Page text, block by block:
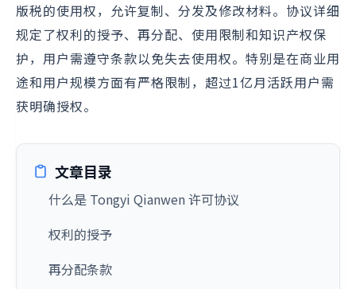
版税的使用权，允许复制、分发及修改材料。协议详细
规定了权利的授予、再分配、使用限制和知识产权保
护，用户需遵守条款以免失去使用权。特别是在商业用
途和用户规模方面有严格限制，超过1亿月活跃用户需
获明确授权。
文章目录
什么是 Tongyi Qianwen 许可协议
权利的授予
再分配条款